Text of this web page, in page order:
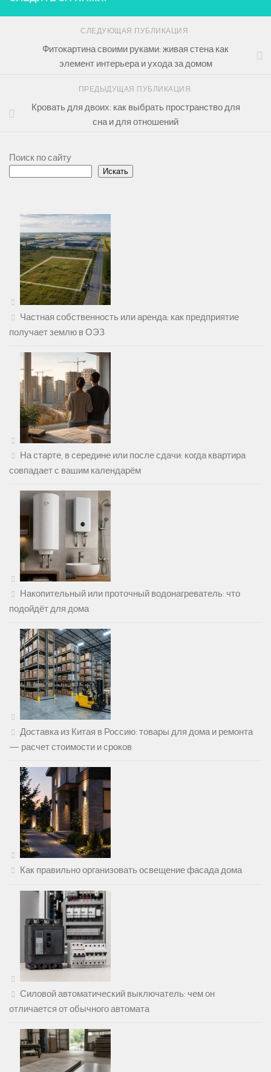
СЛЕДУЮЩАЯ ПУБЛИКАЦИЯ
Фитокартина своими руками: живая стена как
элемент интерьера и ухода за домом
ПРЕДЫДУЩАЯ ПУБЛИКАЦИЯ
Кровать для двоих: как выбрать пространство для
сна и для отношений
Поиск по сайту
Искать
Частная собственность или аренда: как предприятие
получает землю в ОЭЗ
На старте, в середине или после сдачи: когда квартира
совпадает с вашим календарём
Накопительный или проточный водонагреватель: что
подойдёт для дома
Доставка из Китая в Россию: товары для дома и ремонта
— расчет стоимости и сроков
Как правильно организовать освещение фасада дома
Силовой автоматический выключатель: чем он
отличается от обычного автомата